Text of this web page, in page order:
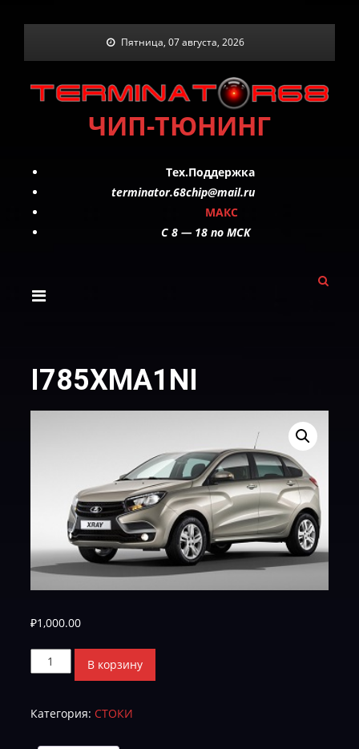
Пятница, 07 августа, 2026
ЧИП-ТЮНИНГ
Тех.Поддержка
terminator.68chip@mail.ru
МАКС
C 8 — 18 по МСК
I785XMA1NI
₽1,000.00
Количество
товара
В корзину
Категория: СТОКИ